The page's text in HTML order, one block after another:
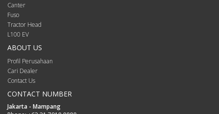
Canter
Fuso
Tractor Head
L100 EV
ABOUT US
Profil Perusahaan
Cari Dealer
Contact Us
CONTACT NUMBER
Jakarta - Mampang